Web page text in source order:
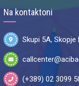
Na kontaktoni
Skupi 5A, Skopje
(+389) 02 3099